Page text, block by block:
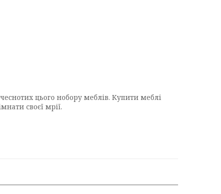
цього нобору меблів. Купити меблі
своєї мрії.